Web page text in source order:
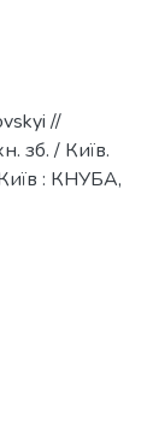
//
зб. / Київ.
: КНУБА,